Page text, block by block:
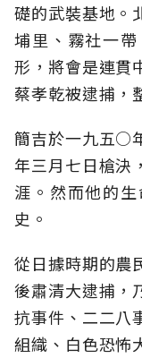
礎的武裝基地。
埔里、霧社一
形，將會是連貫
蔡孝乾被逮捕，
簡吉於一九五○
年三月七日槍決
涯。然而他的
史。
從日據時期的農
後肅清大逮捕，
抗事件、二二八
組織、白色恐怖